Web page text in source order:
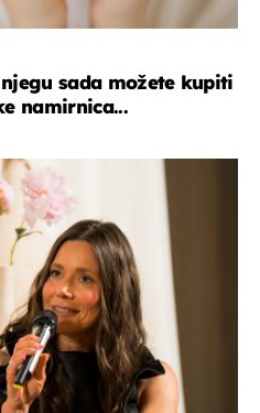
sada možete kupiti
namirnica...